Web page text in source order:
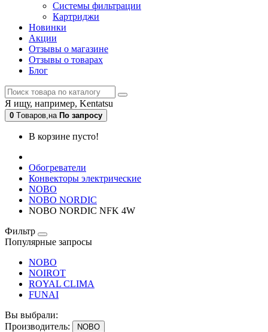
Системы фильтрации
Картриджи
Новинки
Акции
Отзывы о магазине
Отзывы о товарах
Блог
Я ищу, например, Kentatsu
0 Tоваров,на По запросу
В корзине пусто!
Обогреватели
Конвекторы электрические
NOBO
NOBO NORDIC
NOBO NORDIC NFK 4W
Фильтр
Популярные запросы
NOBO
NOIROT
ROYAL CLIMA
FUNAI
Вы выбрали:
Производитель:
NOBO